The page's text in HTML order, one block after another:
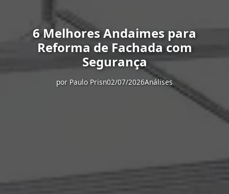
6 Melhores Andaimes para
Reforma de Fachada com
Segurança
por Paulo Prisn02/07/2026Análises